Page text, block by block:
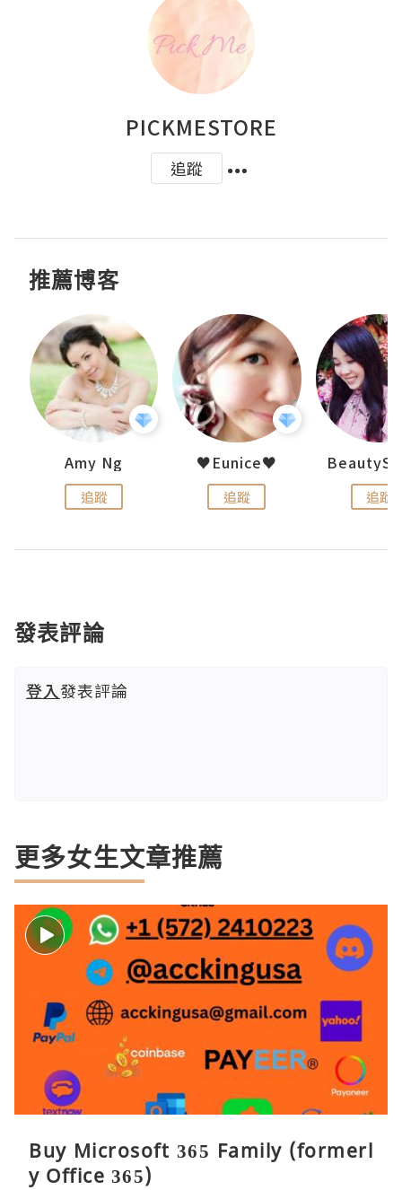
PICKMESTORE
追蹤
推薦博客
Amy Ng
追蹤
♥Eunice♥
追蹤 追蹤
發表評論
登入發表評論
更多女生文章推薦
Buy Microsoft 365 Family (formerl
y Office 365)